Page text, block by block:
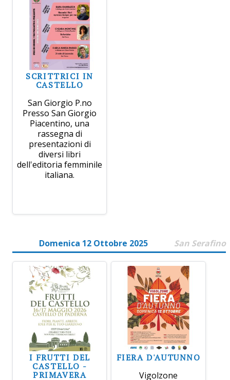
SCRITTRICI IN
CASTELLO
San Giorgio P.no
Presso San Giorgio
Piacentino, una
rassegna di
presentazioni di
diversi libri
dell'editoria femminile
italiana.
Domenica 12 Ottobre 2025 San Serafino
I FRUTTI DEL
CASTELLO -
PRIMAVERA
FIERA D'AUTUNNO
Vigolzone